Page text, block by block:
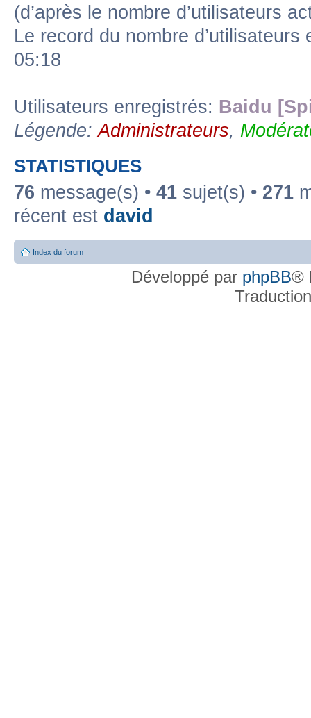
(d’après le nombre d’utilisateurs
Le record du nombre
05:18
Utilisateurs enregistrés: Baidu
Légende:Administrateurs,
STATISTIQUES
76 message(s) • 41 sujet(s) • 271
récent est david
Index du forum
Développé par phpBB®